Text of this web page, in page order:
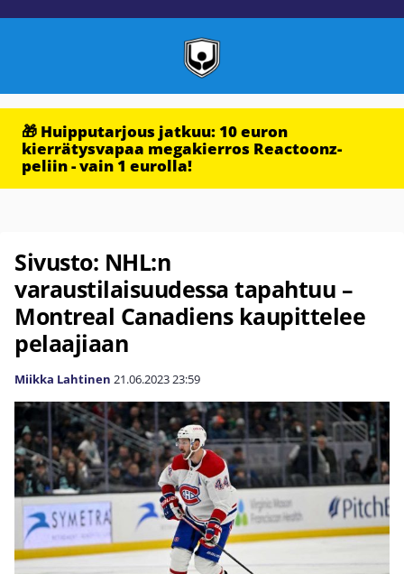
🎁 Huipputarjous jatkuu: 10 euron
kierrätysvapaa megakierros Reactoonz-
peliin - vain 1 eurolla!
Sivusto: NHL:n
varaustilaisuudessa tapahtuu –
Montreal Canadiens kaupittelee
pelaajiaan
Miikka Lahtinen 21.06.202323:59